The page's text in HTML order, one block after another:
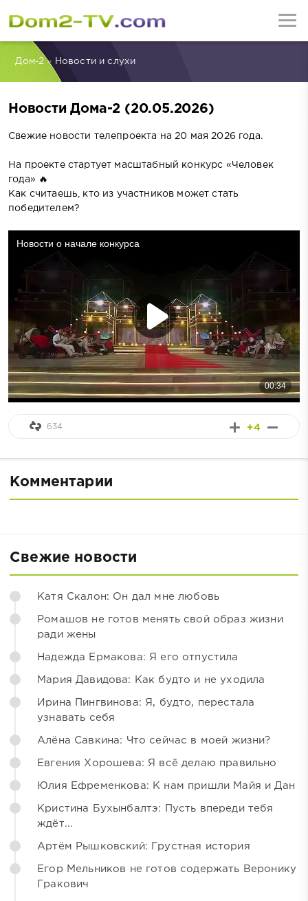
Дом-2» Новости и слухи
Новости Дома-2 (20.05.2026)
Свежие новости телепроекта на 20 мая 2026 года.
На проекте стартует масштабный конкурс «Человек
года» 🔥
Как считаешь, кто из участников может стать
победителем?
+4
634
Комментарии
Свежие новости
Катя Скалон: Он дал мне любовь
Ромашов не готов менять свой образ жизни
ради жены
Надежда Ермакова: Я его отпустила
Мария Давидова: Как будто и не уходила
Ирина Пингвинова: Я, будто, перестала
узнавать себя
Алёна Савкина: Что сейчас в моей жизни?
Евгения Хорошева: Я всё делаю правильно
Юлия Ефременкова: К нам пришли Майя и Дан
Кристина Бухынбалтэ: Пусть впереди тебя
ждёт...
Артём Рышковский: Грустная история
Егор Мельников не готов содержать Веронику
Гракович